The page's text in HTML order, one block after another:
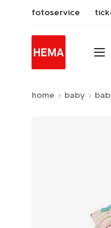
fotoservice
home baby